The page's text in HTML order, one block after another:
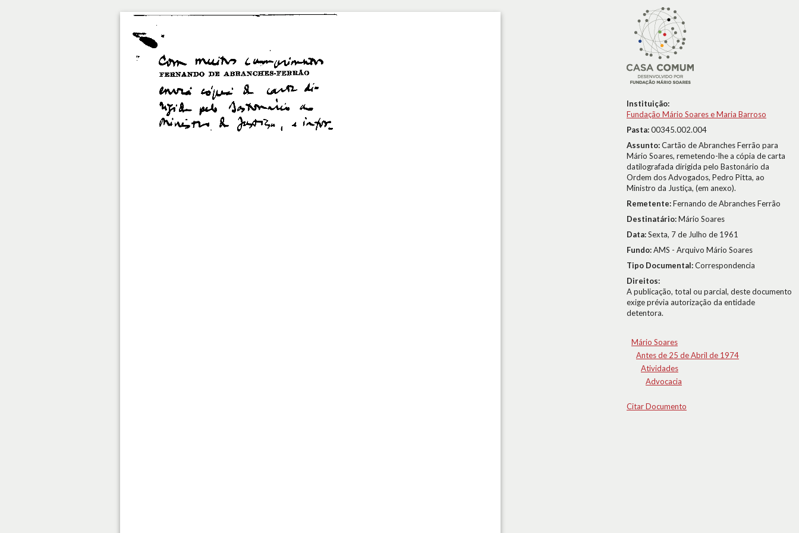
Instituição:
Fundação Mário Soares e Maria Barroso
Pasta:00345.002.004
Assunto:Cartão de Abranches Ferrão para
Mário Soares, remetendo-lhe a cópia de carta
datilografada dirigida pelo Bastonário da
Ordem dos Advogados, Pedro Pitta, ao
Ministro da Justiça, (em anexo).
Remetente:Fernando de Abranches Ferrão
Destinatário:Mário Soares
Data:Sexta, 7 de Julho de 1961
Fundo:AMS - Arquivo Mário Soares
Tipo Documental:Correspondencia
Direitos:
A publicação, total ou parcial, deste documento
exige prévia autorização da entidade
detentora.
Mário Soares
Antes de 25 de Abril de 1974
Atividades
Advocacia
Citar Documento